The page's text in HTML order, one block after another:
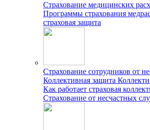
Страхование медицинских
Программы страхования
страховая защита
Страхование сотрудников от
Коллективная защита
Как работает страховая
Страхование от несчастных